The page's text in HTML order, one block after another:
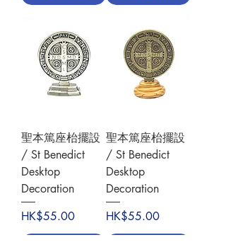
聖本篤座枱擺設
/ St Benedict
Desktop
Decoration
價格
HK$55.00
聖本篤座枱擺設
/ St Benedict
Desktop
Decoration
價格
HK$55.00